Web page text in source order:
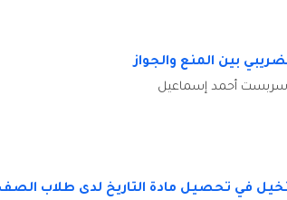
بين المنع والجواز
أحمد إسماعيل
في تحصيل مادة التاريخ لدى طلاب الصف